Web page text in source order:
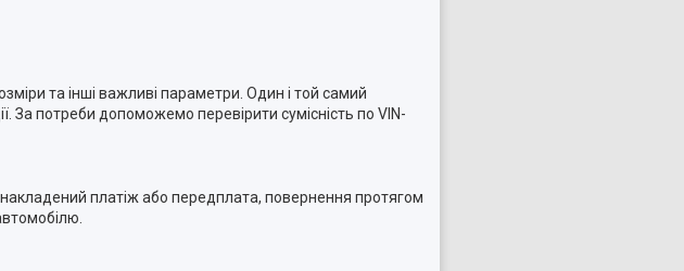
та інші важливі параметри. Один і той самий
За потреби допоможемо перевірити сумісність по VIN-
платіж або передплата, повернення протягом